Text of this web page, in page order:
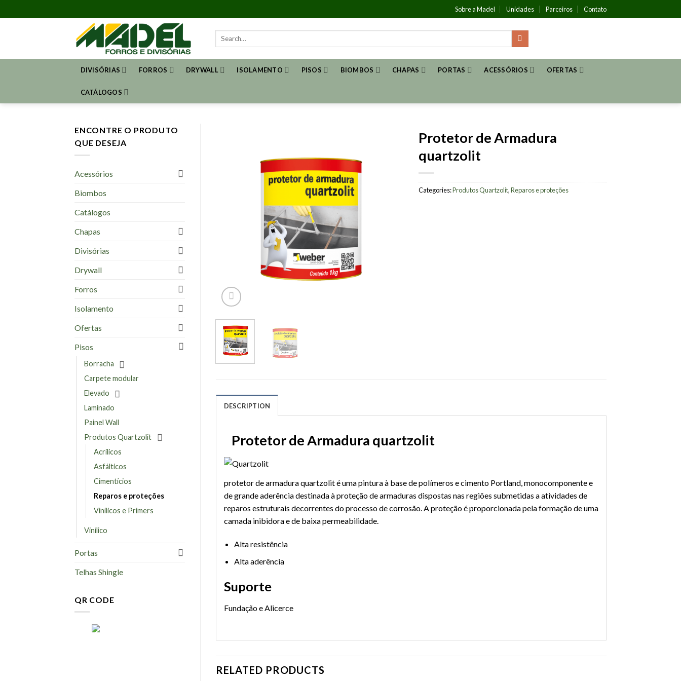
to
Sobre a Madel Unidades Parceiros Contato
Search
DIVISÓRIAS FORROS DRYWALL ISOLAMENTO PISOS BIOMBOS CHAPAS PORTAS ACESSÓRIOS OFERTAS
CATÁLOGOS
ENCONTRE O PRODUTO
QUE DESEJA
Acessórios
Biombos
Catálogos
Chapas
Divisórias
Drywall
Forros
Isolamento
Ofertas
Pisos
Borracha
Carpete modular
Elevado
Laminado
Painel Wall
Produtos Quartzolit
Acrílicos
Asfálticos
Cimentícios
Reparos e proteções
Vinílicos e Primers
Vinílico
Portas
Telhas Shingle
QR CODE
Protetor de Armadura
quartzolit
Categories:Produtos Quartzolit,Reparos e proteções
DESCRIPTION
Protetor de Armadura quartzolit
protetor de armadura quartzolit é uma pintura à base de polímeros e cimento Portland, monocomponente e
de grande aderência destinada à proteção de armaduras dispostas nas regiões submetidas a atividades de
reparos estruturais decorrentes do processo de corrosão. A proteção é proporcionada pela formação de uma
camada inibidora e de baixa permeabilidade.
Alta resistência
Alta aderência
Suporte
Fundação e Alicerce
RELATED PRODUCTS